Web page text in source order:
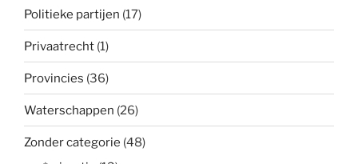
Politieke partijen (17)
Privaatrecht (1)
Provincies (36)
Waterschappen (26)
Zonder categorie (48)